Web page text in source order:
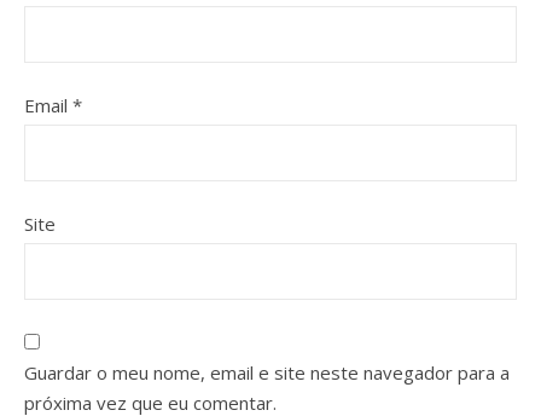
Email *
Site
Guardar o meu nome, email e site neste navegador para a
próxima vez que eu comentar.